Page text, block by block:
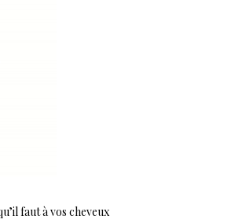
faut à vos cheveux